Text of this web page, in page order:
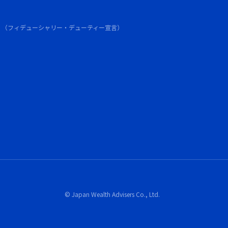
（フィデューシャリー・デューティー宣言）
© Japan Wealth Advisers Co., Ltd.